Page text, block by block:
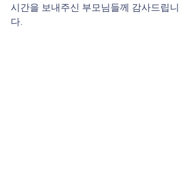
시간을 보내주신 부모님들께 감사드립니
다.